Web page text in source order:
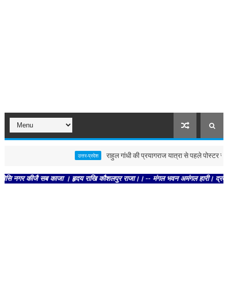
उत्तर-प्रदेश राहुल गांधी की प्रयागराज यात्रा से पहले पोस्टर से गरमाई
कीजै सब काजा । हृदय राखि कौशलपुर राजा।। -- मंगल भवन अमंगल हारी। द्रवहु